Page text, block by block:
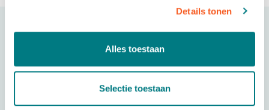
Details tonen
Alles toestaan
Selectie toestaan
Projects in which this product has been
used